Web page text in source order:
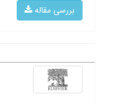
بررسی مقاله